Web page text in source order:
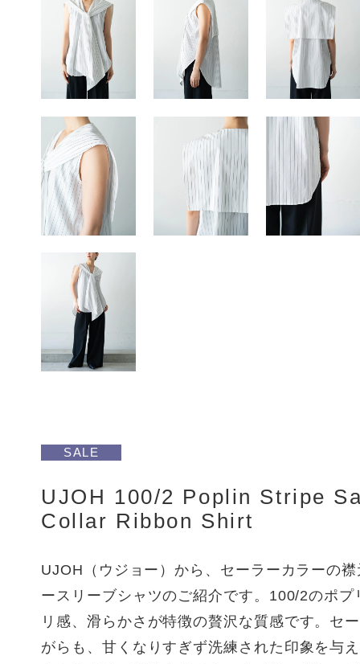
SALE
UJOH 100/2 Poplin Stripe
Collar Ribbon Shirt
UJOH（ウジョー）から、セーラーカラーの
ースリーブシャツのご紹介です。100/2のポプ
リ感、滑らかさが特徴の贅沢な質感です。セ
がらも、甘くなりすぎず洗練された印象を与